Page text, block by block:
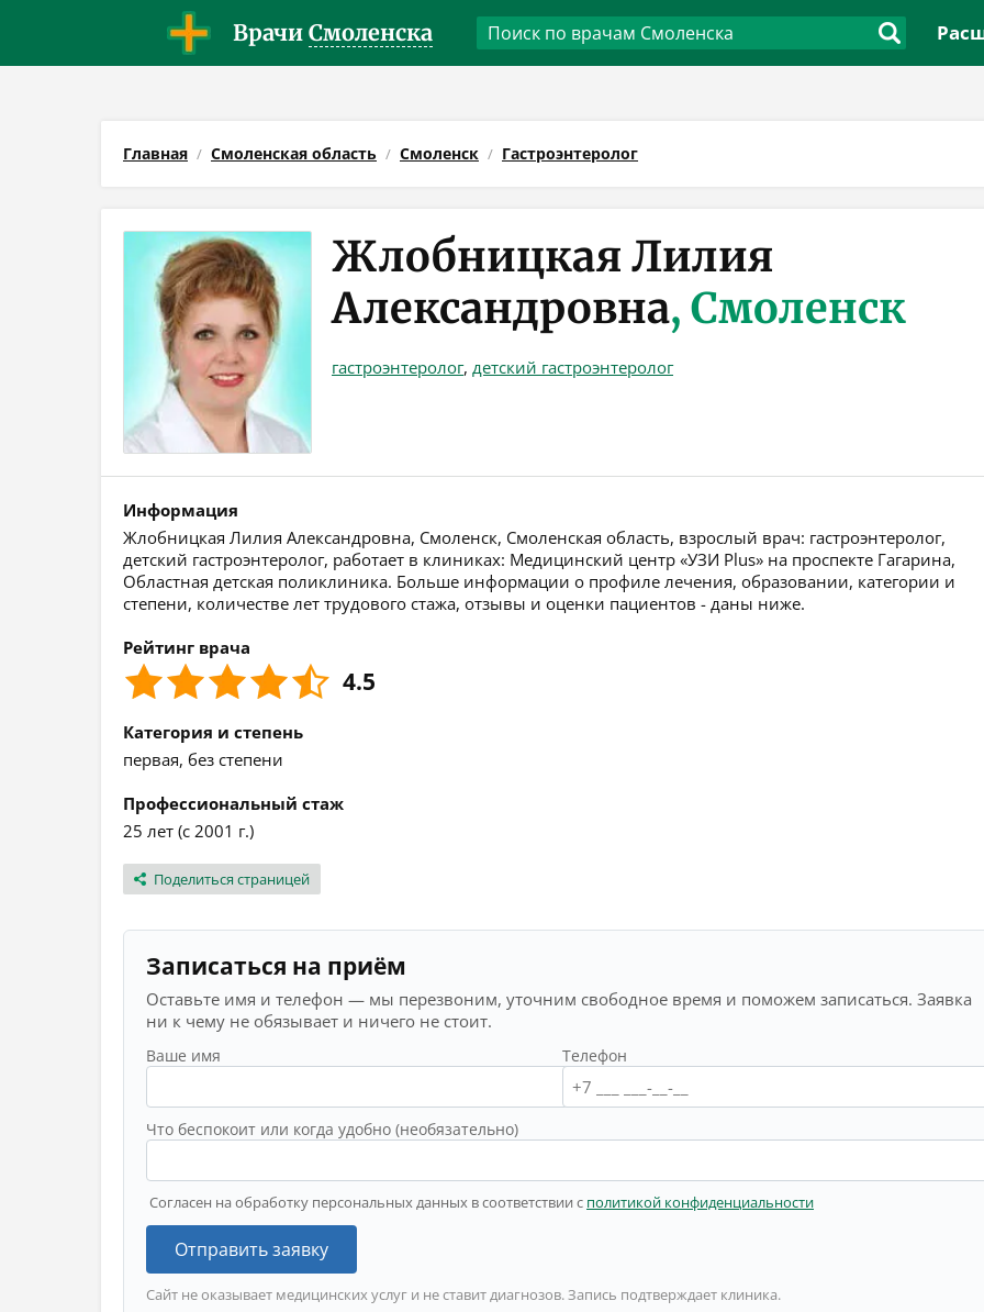
Врачи Смоленска
Главная Смоленская область Смоленск Гастроэнтеролог
Жлобницкая Лилия
Александровна, Смоленск
гастроэнтеролог, детский гастроэнтеролог
Информация
Жлобницкая Лилия Александровна, Смоленск, Смоленская область, взрослый врач: гастроэнтеролог,
детский гастроэнтеролог, работает в клиниках: Медицинский центр «УЗИ Plus» на проспекте Гагарина,
Областная детская поликлиника. Больше информации о профиле лечения, образовании, категории и
степени, количестве лет трудового стажа, отзывы и оценки пациентов - даны ниже.
Рейтинг врача
4.5
Категория и степень
первая, без степени
Профессиональный стаж
25 лет (с 2001 г.)
Поделиться страницей
Записаться на приём
Оставьте имя и телефон — мы перезвоним, уточним свободное время и поможем записаться. Заявка
ни к чему не обязывает и ничего не стоит.
Ваше имя Телефон
Что беспокоит или когда удобно (необязательно)
Согласен на обработку персональных данных в соответствии с политикой конфиденциальности
Отправить заявку
Сайт не оказывает медицинских услуг и не ставит диагнозов. Запись подтверждает клиника.